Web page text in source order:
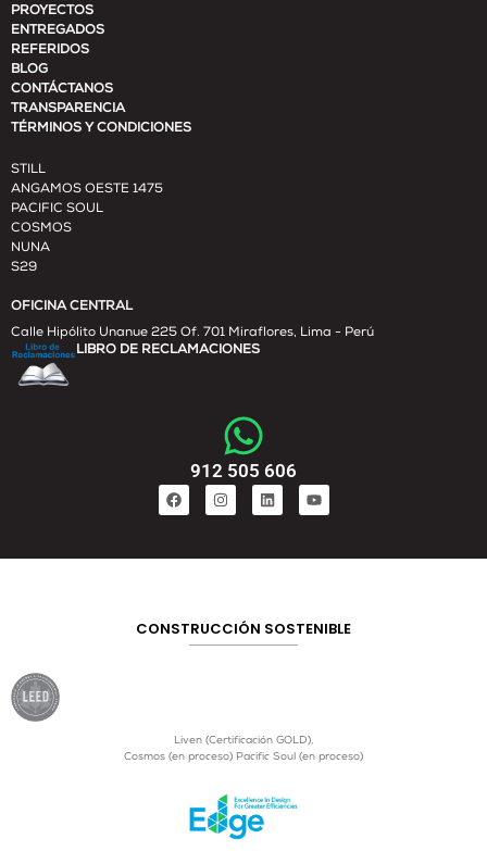
PROYECTOS
ENTREGADOS
REFERIDOS
BLOG
CONTÁCTANOS
TRANSPARENCIA
TÉRMINOS Y CONDICIONES
STILL
ANGAMOS OESTE 1475
PACIFIC SOUL
COSMOS
NUNA
S29
OFICINA CENTRAL
Calle Hipólito Unanue 225 Of. 701 Miraflores, Lima - Perú
LIBRO DE RECLAMACIONES
912 505 606
CONSTRUCCIÓN SOSTENIBLE
Liven (Certificación GOLD),
Cosmos (en proceso) Pacific Soul (en proceso)